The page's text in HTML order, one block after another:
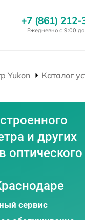
+7 (861) 212-
Ежедневно с 9:00
Yukon Каталог
и других
оптического
сервис